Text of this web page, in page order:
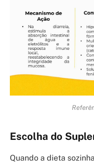
Escolha do
Quando a dieta